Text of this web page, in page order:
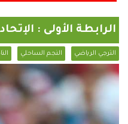
الرابطة الأولى :
الترجي الرياضي النجم الساحلي